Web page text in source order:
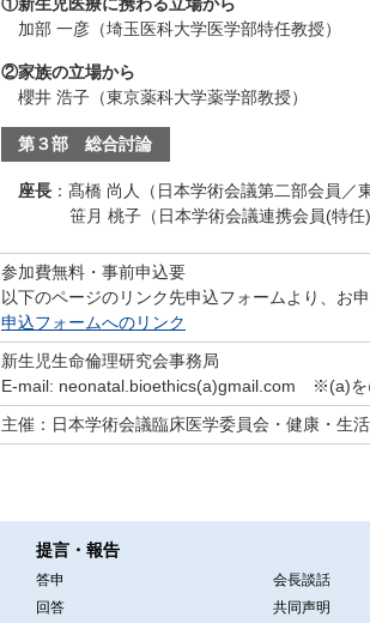
①新生児医療に携わる立場から
加部 一彦（埼玉医科大学医学部特任教授）
②家族の立場から
櫻井 浩子（東京薬科大学薬学部教授）
第３部 総合討論
座長 ：髙橋 尚人（日本学術会議第二部会員／
笹月 桃子（日本学術会議連携会員(特
参加費無料・事前申込要
以下のページのリンク先申込フォームより、お申
申込フォームへのリンク
新生児生命倫理研究会事務局
E-mail: neonatal.bioethics(a)gmail.com ※(a)を
主催：日本学術会議臨床医学委員会・健康・生
提言・報告
答申
回答
会長談話
共同声明